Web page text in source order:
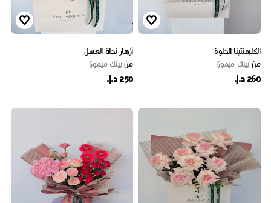
الكليمنتينا الحلوة
من بينك ميموزا
260 د.إ.
أزهار نحلة العسل
منبينك ميموزا
250 د.إ.